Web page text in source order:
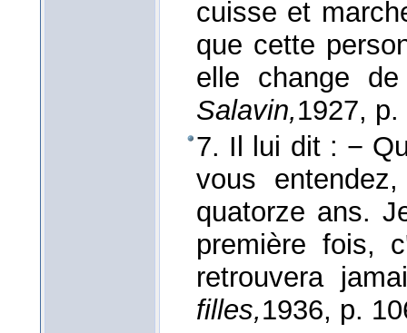
cuisse et
que cette
elle change
Salavin,1927, p.
7. Il lui dit : −
vous
quatorze ans.
première fois,
retrouvera
filles,1936, p.